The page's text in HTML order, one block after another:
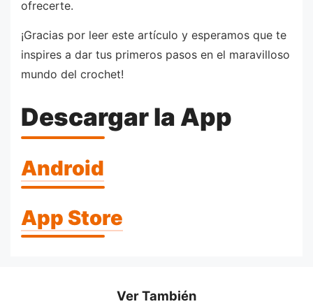
ofrecerte.
¡Gracias por leer este artículo y esperamos que te
inspires a dar tus primeros pasos en el maravilloso
mundo del crochet!
Descargar la App
Android
App Store
Ver También